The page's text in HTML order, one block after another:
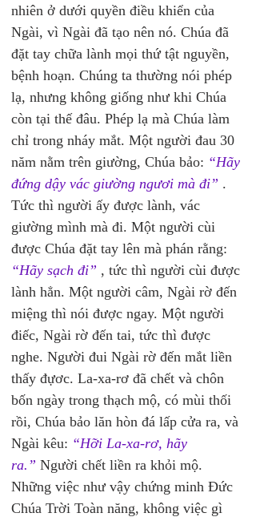
nhiên ở dưới quyền điều khiển của
Ngài, vì Ngài đã tạo nên nó. Chúa đã
đặt tay chữa lành mọi thứ tật nguyền,
bệnh hoạn. Chúng ta thường nói phép
lạ, nhưng không giống như khi Chúa
còn tại thế đâu. Phép lạ mà Chúa làm
chỉ trong nháy mắt. Một người đau 30
năm nằm trên giường, Chúa bảo: “Hãy
đứng dậy vác giường ngươi mà đi” .
Tức thì người ấy được lành, vác
giường mình mà đi. Một người cùi
được Chúa đặt tay lên mà phán rằng:
“Hãy sạch đi” , tức thì người cùi được
lành hẳn. Một người câm, Ngài rờ đến
miệng thì nói được ngay. Một người
điếc, Ngài rờ đến tai, tức thì được
nghe. Người đui Ngài rờ đến mắt liền
thấy đựơc. La-xa-rơ đã chết và chôn
bốn ngày trong thạch mộ, có mùi thối
rồi, Chúa bảo lăn hòn đá lấp cửa ra, và
Ngài kêu: “Hỡi La-xa-rơ, hãy
ra.” Người chết liền ra khỏi mộ.
Những việc như vậy chứng minh Đức
Chúa Trời Toàn năng, không việc gì